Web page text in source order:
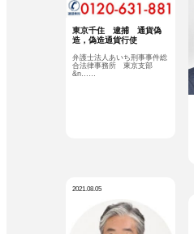
東京千住 逮捕 通貨偽
造，偽造通貨行使
弁護士法人あいち刑事事件総
合法律事務所 東京支部
&n……
2021.08.05